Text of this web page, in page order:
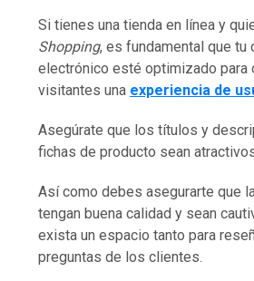
Si tienes una tienda en línea y
Shopping, es fundamental que tu
electrónico esté optimizado para
visitantes una experiencia de
Asegúrate que los títulos y
fichas de producto sean
Así como debes asegurarte que
tengan buena calidad y sean
exista un espacio tanto para
preguntas de los clientes.